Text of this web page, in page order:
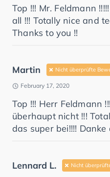
Top !!! Mr. Feldmann
all !!! Totally nice and
Thanks to you !!
Martin Nicht überprüfte
February 17, 2020
Top !!! Herr Feldmann
überhaupt nicht !!!
das super bei!!!! Danke
Lennard L. Nicht